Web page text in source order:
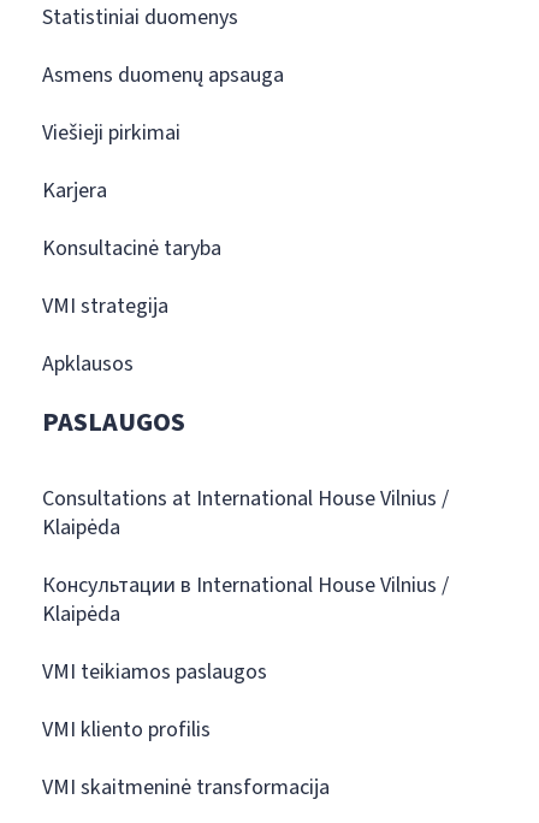
Statistiniai duomenys
Asmens duomenų apsauga
Viešieji pirkimai
Karjera
Konsultacinė taryba
VMI strategija
Apklausos
PASLAUGOS
Consultations at International House Vilnius /
Klaipėda
Консультации в International House Vilnius /
Klaipėda
VMI teikiamos paslaugos
VMI kliento profilis
VMI skaitmeninė transformacija